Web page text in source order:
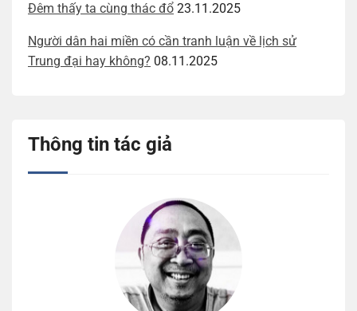
Đêm thấy ta cùng thác đổ 23.11.2025
Người dân hai miền có cần tranh luận về lịch sử
Trung đại hay không? 08.11.2025
Thông tin tác giả